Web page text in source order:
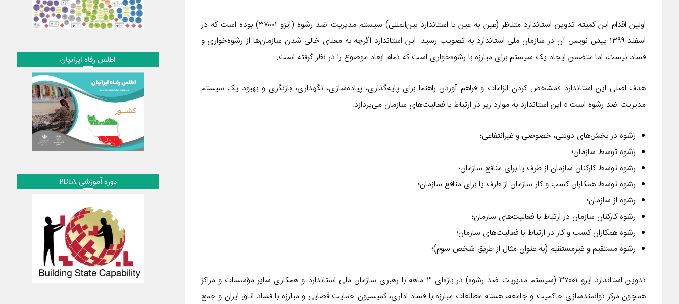
n
k
I
n
a
m
اولین اقدام این کمیته تدوین استاندارد متناظر (عین به عین با استاندارد بین‌المللی) سیستم مدیریت ضد رشوه (ایزو ۳۷۰۰۱) بوده است که در
اسفند ۱۳۹۹ پیش نویس آن در سازمان ملی استاندارد به تصویب رسید. این استاندارد اگرچه به معنای خالی شدن سازمان‌ها از رشوه‌خواری و
فساد نیست، اما متضمن ایجاد یک سیستم برای مبارزه با رشوه‌خواری است که تمام ابعاد موضوع را در نظر گرفته است.
هدف اصلی این استاندارد «مشخص کردن الزامات و فراهم آوردن راهنما برای پایه‌گذاری، پیاده‌سازی، نگهداری، بازنگری و بهبود یک سیستم
مدیریت ضد رشوه است.» این استاندارد به موارد زیر در ارتباط با فعالیت‌های سازمان می‌پردازد:
رشوه در بخش‌های دولتی، خصوصی و غیرانتفاعی؛
رشوه توسط سازمان؛
رشوه توسط کارکنان سازمان از طرف یا برای منافع سازمان؛
رشوه توسط همکاران کسب و کار سازمان از طرف یا برای منافع سازمان؛
رشوه از سازمان؛
رشوه کارکنان سازمان در ارتباط با فعالیت‌های سازمان؛
رشوه همکاران کسب و کار در ارتباط با فعالیت‌های سازمان؛
رشوه مستقیم و غیرمستقیم (به عنوان مثال از طریق شخص سوم)؛
تدوین استاندارد ایزو ۳۷۰۰۱ (سیستم مدیریت ضد رشوه) در بازه‌ای ۳ ماهه با رهبری سازمان ملی استاندارد و همکاری سایر مؤسسات و مراکز
همچون مرکز توانمندسازی حاکمیت و جامعه، هسته مطالعات مبارزه با فساد اداری، کمیسیون حمایت قضایی و مبارزه با فساد اتاق ایران و جمع
اطلس رفاه ایرانیان
دوره آموزشی PDIA